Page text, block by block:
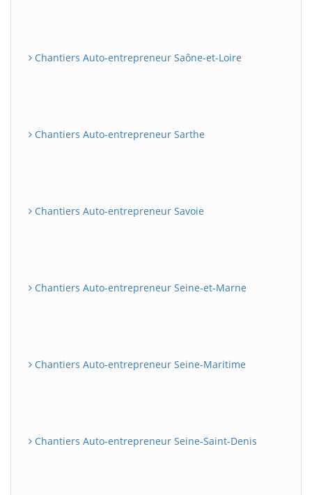
Chantiers Auto-entrepreneur Saône-et-Loire
Chantiers Auto-entrepreneur Sarthe
Chantiers Auto-entrepreneur Savoie
Chantiers Auto-entrepreneur Seine-et-Marne
Chantiers Auto-entrepreneur Seine-Maritime
Chantiers Auto-entrepreneur Seine-Saint-Denis